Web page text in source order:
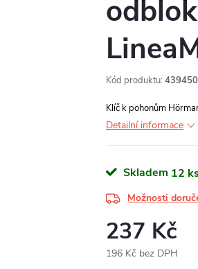
Kód produktu: 439450
Klíč k pohonům
Detailní informace
Skladem 12
Možnosti
237 Kč
196 Kč bez DPH